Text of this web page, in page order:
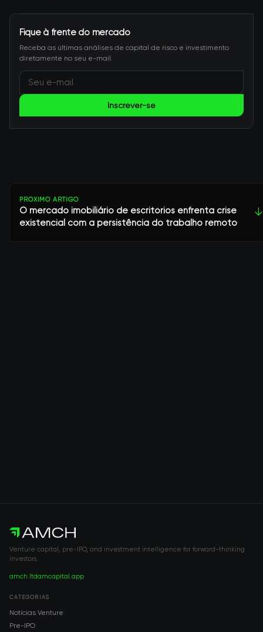
Fique à frente do mercado
Receba as últimas análises de capital de risco e investimento
diretamente no seu e-mail.
Inscrever-se
PRÓXIMO ARTIGO
O mercado imobiliário de escritórios enfrenta crise
existencial com a persistência do trabalho remoto
↓
Venture capital, pre-IPO, and investment intelligence for forward-thinking
investors.
amch.ltdamcapital.app
CATEGORIAS
Notícias Venture
Pre-IPO